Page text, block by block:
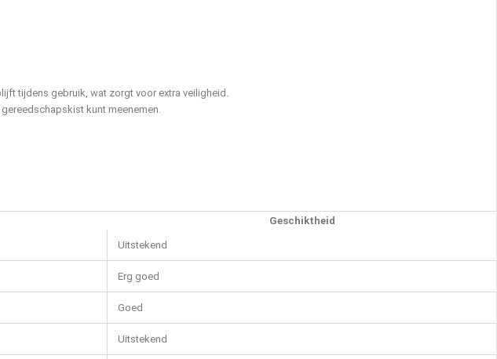
tijdens gebruik, wat zorgt voor extra veiligheid.
kunt meenemen.
Geschiktheid
Uitstekend
Erg goed
Goed
Uitstekend